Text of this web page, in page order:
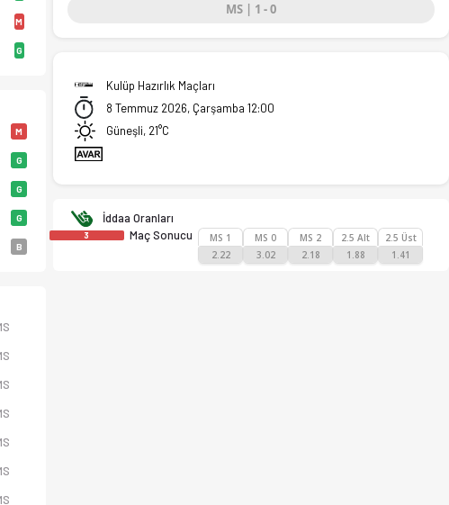
M
G
M
G
G
G
B
MS | 1 - 0
Kulüp Hazırlık Maçları
8 Temmuz 2026, Çarşamba 12:00
Güneşli, 21°C
İddaa Oranları
3 Maç Sonucu
MS 1
2.22
MS 0
3.02
MS 2
2.18
2.5 Alt
1.88
2.5 Üst
1.41